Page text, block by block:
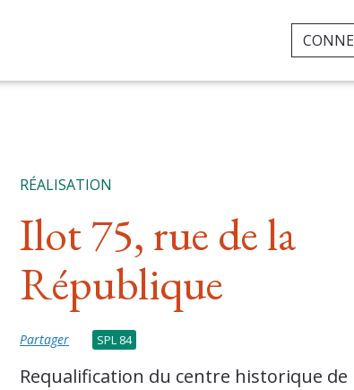
RÉALISATION
Ilot 75, rue de la
République
Partager SPL 84
Requalification du centre historique de